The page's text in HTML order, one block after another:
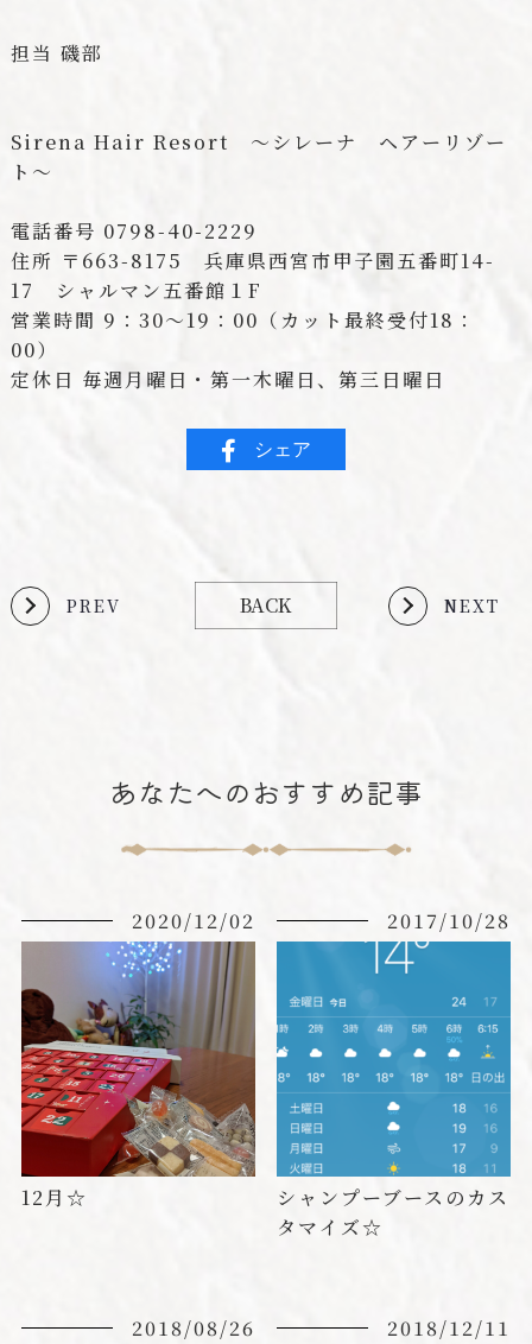
担当 磯部
Sirena Hair Resort ～シレーナ ヘアーリゾー
ト～
電話番号 0798-40-2229
住所 〒663-8175 兵庫県西宮市甲子園五番町14-
17 シャルマン五番館１F
営業時間 9：30～19：00（カット最終受付18：
00）
定休日 毎週月曜日・第一木曜日、第三日曜日
シェア
PREV BACK NEXT
あなたへのおすすめ記事
2020/12/02
12月☆
2017/10/28
シャンプーブースのカス
タマイズ☆
2018/08/26 2018/12/11